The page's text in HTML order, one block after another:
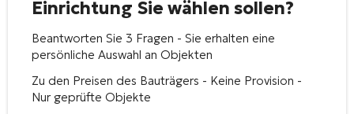
Einrichtung Sie wählen sollen?
Beantworten Sie 3 Fragen - Sie erhalten eine
persönliche Auswahl an Objekten
Zu den Preisen des Bauträgers - Keine Provision -
Nur geprüfte Objekte